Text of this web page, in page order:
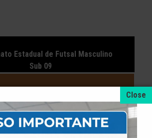
Estadual de Futsal Masculino
Sub 09
Barbosa